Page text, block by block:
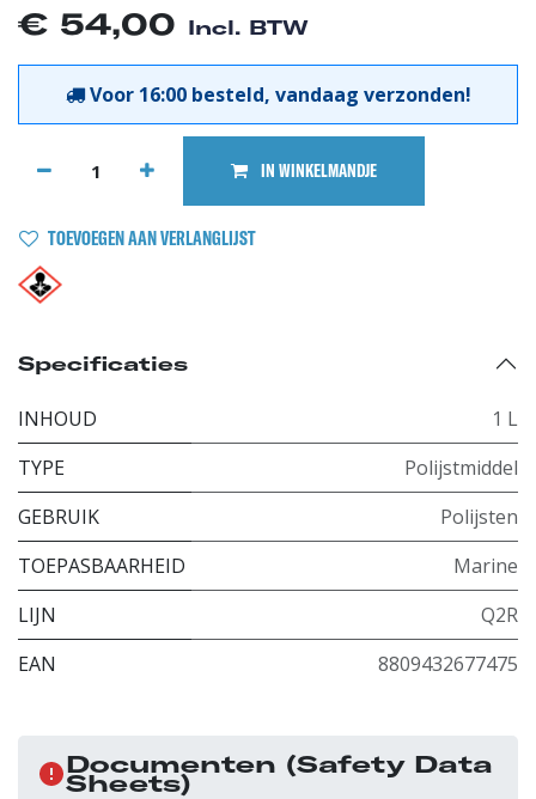
€ 54,00 Incl. BTW
Voor 16:00 besteld, vandaag verzonden!
IN WINKELMANDJE
TOEVOEGEN AAN VERLANGLIJST
Specificaties
INHOUD
1 L
TYPE
Polijstmiddel
GEBRUIK
Polijsten
TOEPASBAARHEID
Marine
LIJN
Q2R
EAN
8809432677475
Documenten (Safety Data
Sheets)